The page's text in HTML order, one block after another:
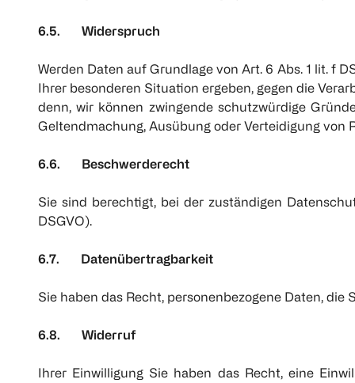
6.5. Widerspruch
Werden Daten auf Grundlage von Art. 6 Abs. 1 lit. f
Ihrer besonderen Situation ergeben, gegen die
denn, wir können zwingende schutzwürdige
Geltendmachung, Ausübung oder Verteidigung von
6.6. Beschwerderecht
Sie sind berechtigt, bei der zuständigen
DSGVO).
6.7. Datenübertragbarkeit
Sie haben das Recht, personenbezogene Daten,
6.8. Widerruf
Ihrer Einwilligung Sie haben das Recht, eine